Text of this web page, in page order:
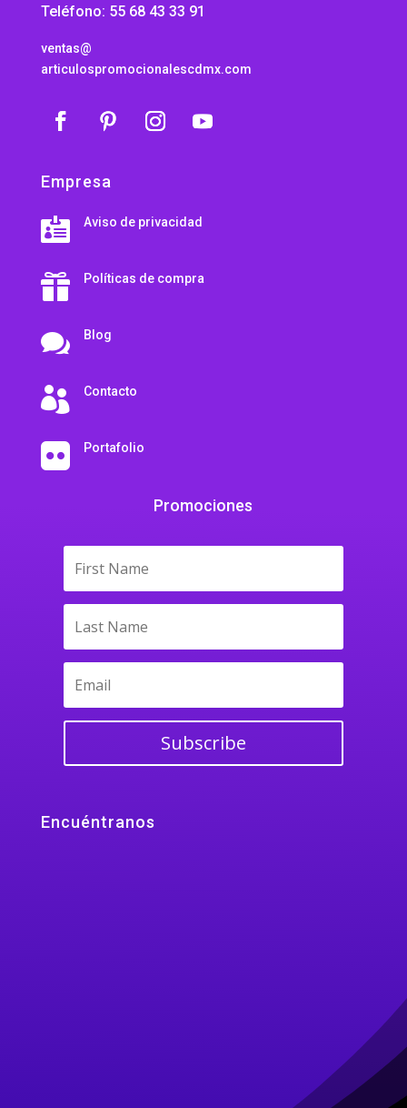
Teléfono: 55 68 43 33 91
ventas@
articulospromocionalescdmx.com
Empresa
 Aviso de privacidad
 Políticas de compra
 Blog
 Contacto
 Portafolio
Promociones
Subscribe
Encuéntranos